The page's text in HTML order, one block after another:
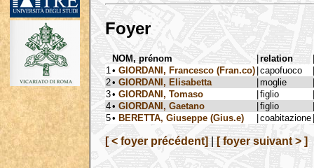
Foyer
NOM, prénom |relation
|
1 • GIORDANI, Francesco (Fran.co) |capofuoco
|
2• GIORDANI, Elisabetta |moglie
|
3• GIORDANI, Tomaso |figlio
|
4• GIORDANI, Gaetano |figlio
|
5• BERETTA, Giuseppe (Gius.e) |coabitazione |
[ < foyer précédent] [ foyer suivant > ]